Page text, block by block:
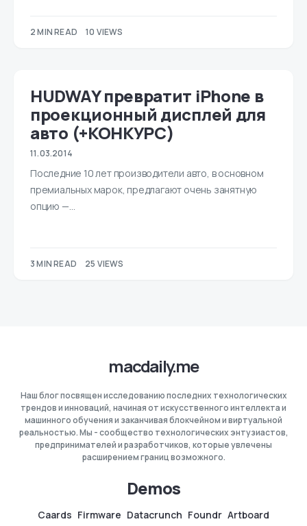
2 MIN READ 10 VIEWS
HUDWAY превратит iPhone в
проекционный дисплей для
авто (+КОНКУРС)
11.03.2014
Последние 10 лет производители авто, в основном
премиальных марок, предлагают очень занятную
опцию —…
3 MIN READ 25 VIEWS
macdaily.me
Наш блог посвящен исследованию последних технологических
трендов и инноваций, начиная от искусственного интеллекта и
машинного обучения и заканчивая блокчейном и виртуальной
реальностью. Мы - сообщество технологических энтузиастов,
предпринимателей и разработчиков, которые увлечены
расширением границ возможного.
Demos
Caards Firmware Datacrunch Foundr Artboard